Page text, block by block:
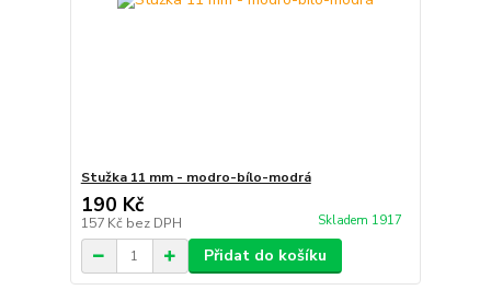
Stužka 11 mm - modro-bílo-modrá
190 Kč
157 Kč bez DPH Skladem 1917
Přidat do košíku